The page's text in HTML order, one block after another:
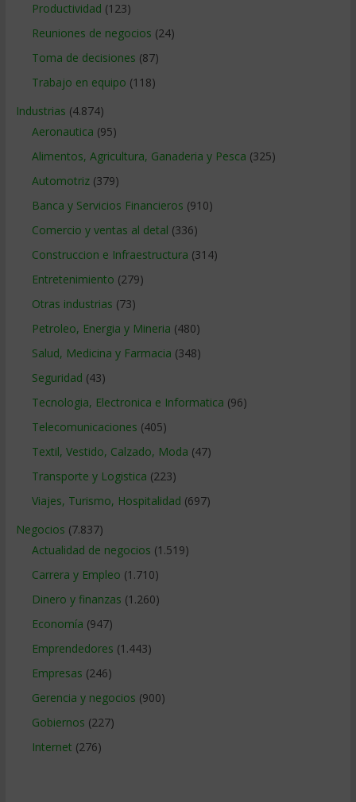
Productividad (123)
Reuniones de negocios (24)
Toma de decisiones (87)
Trabajo en equipo (118)
Industrias (4.874)
Aeronautica (95)
Alimentos, Agricultura, Ganaderia y Pesca (325)
Automotriz(379)
Banca y Servicios Financieros (910)
Comercio y ventas al detal (336)
Construccion e Infraestructura (314)
Entretenimiento (279)
Otras industrias (73)
Petroleo, Energia y Mineria (480)
Salud, Medicina y Farmacia (348)
Seguridad (43)
Tecnologia, Electronica e Informatica (96)
Telecomunicaciones (405)
Textil, Vestido, Calzado, Moda (47)
Transporte y Logistica (223)
Viajes, Turismo, Hospitalidad (697)
Negocios (7.837)
Actualidad de negocios (1.519)
Carrera y Empleo (1.710)
Dinero y finanzas (1.260)
Economía (947)
Emprendedores (1.443)
Empresas (246)
Gerencia y negocios (900)
Gobiernos (227)
Internet (276)